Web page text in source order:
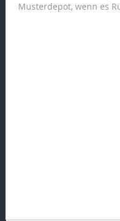
Musterdepot, wenn es